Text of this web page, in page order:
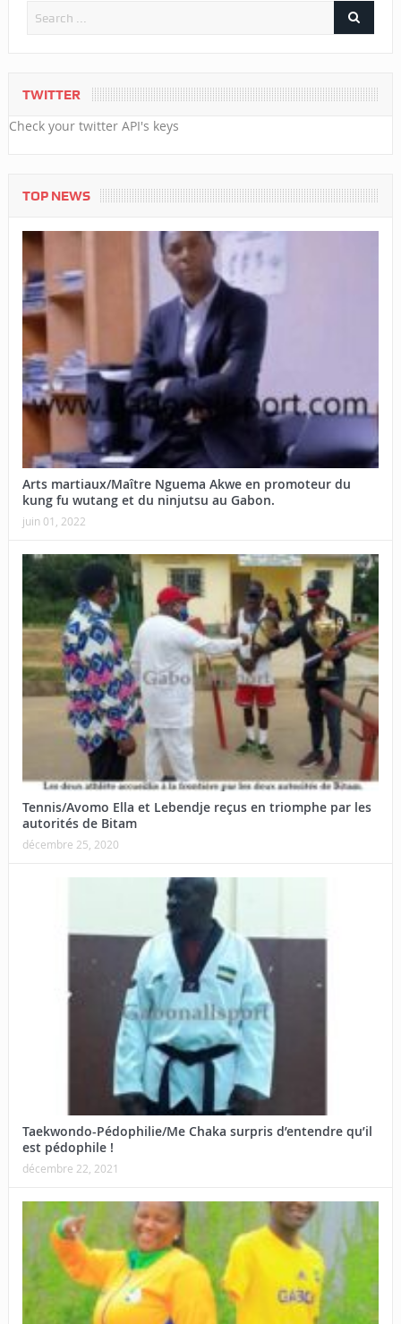
TWITTER
Check your twitter API's keys
TOP NEWS
Arts martiaux/Maître Nguema Akwe en promoteur du
kung fu wutang et du ninjutsu au Gabon.
juin 01, 2022
Tennis/Avomo Ella et Lebendje reçus en triomphe par les
autorités de Bitam
décembre 25, 2020
Taekwondo-Pédophilie/Me Chaka surpris d’entendre qu’il
est pédophile !
décembre 22, 2021